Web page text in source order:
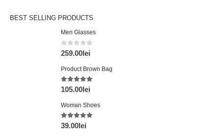
BEST SELLING PRODUCTS
Men Glasses
0din 5
259.00lei
Product Brown Bag
5.00 din 5
105.00lei
Woman Shoes
5.00din 5
39.00lei